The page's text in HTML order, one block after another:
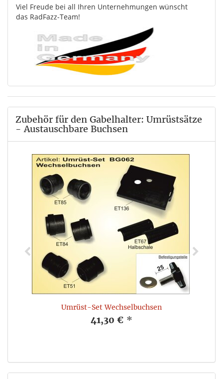
Viel Freude bei all Ihren Unternehmungen wünscht
das RadFazz-Team!
Zubehör für den Gabelhalter: Umrüstsätze
- Austauschbare Buchsen
Umrüst-Set Wechselbuchsen
41,30 € *